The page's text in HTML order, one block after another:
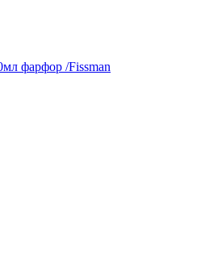
фарфор /Fissman